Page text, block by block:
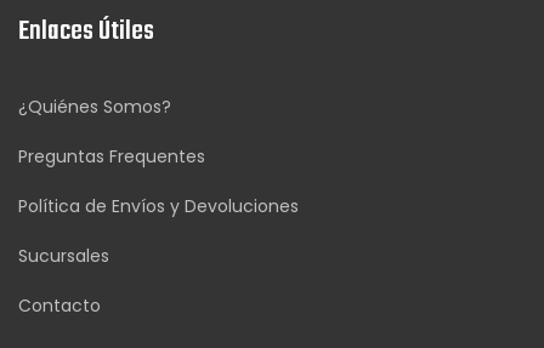
Enlaces Útiles
¿Quiénes Somos?
Preguntas Frequentes
Política de Envíos y Devoluciones
Sucursales
Contacto